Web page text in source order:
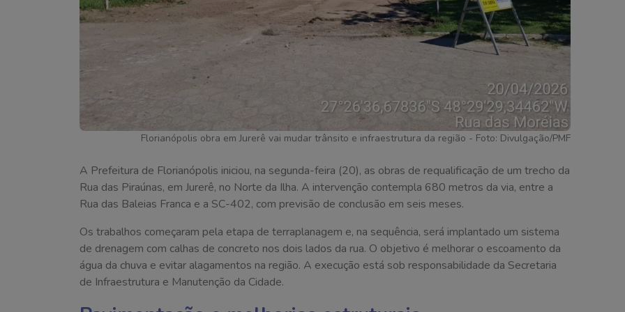
Florianópolis obra em Jurerê vai mudar trânsito e infraestrutura da região - Foto: Divulgação/PMF
A Prefeitura de Florianópolis iniciou, na segunda-feira (20), as obras de requalificação de um trecho da
Rua das Piraúnas, em Jurerê, no Norte da Ilha. A intervenção contempla 680 metros da via, entre a
Rua das Baleias Franca e a SC-402, com previsão de conclusão em seis meses.
Os trabalhos começaram pela etapa de terraplanagem e, na sequência, será implantado um sistema
de drenagem com calhas de concreto nos dois lados da rua. O objetivo é melhorar o escoamento da
água da chuva e evitar alagamentos na região. A execução está sob responsabilidade da Secretaria
de Infraestrutura e Manutenção da Cidade.